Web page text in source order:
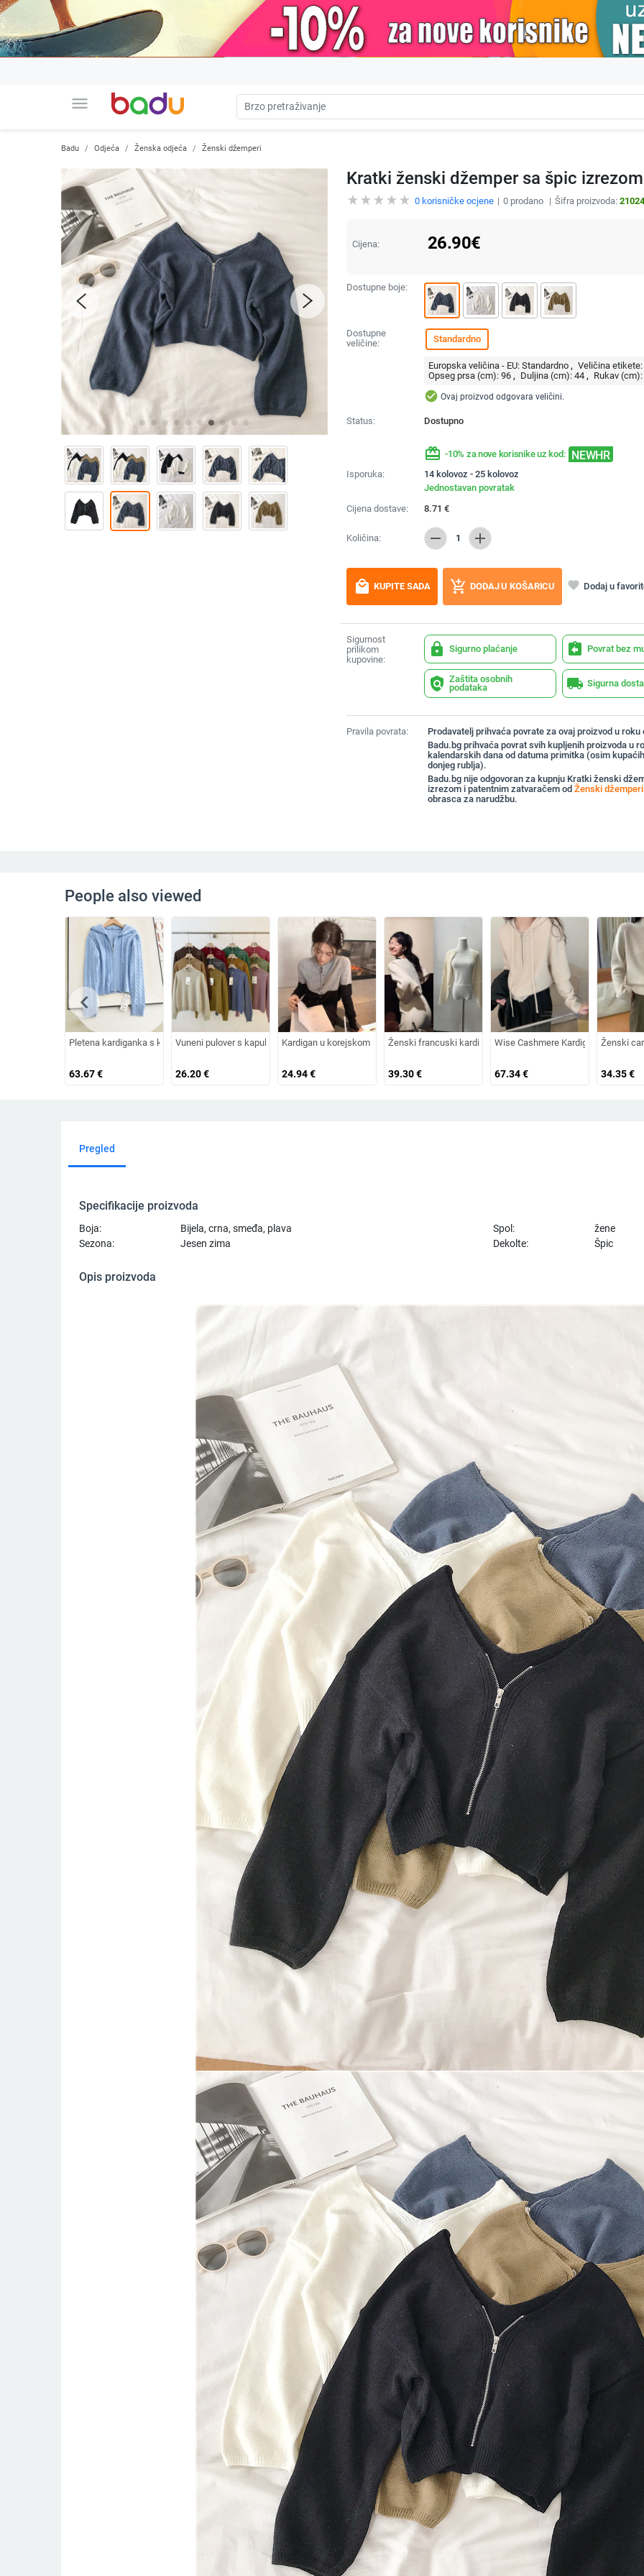
menu
Badu Odjeća Ženska odjeća Ženski džemperi
Kratki ženski džemper sa špic
0korisničke ocjene 0prodano Šifra proizvoda:
Cijena: 26.90€
Dostupne boje:
Dostupne
veličine:
Standardno
Europska veličina - EU: Standardno Veličina etikete:
Opseg prsa (cm): 96 Duljina (cm): 44 Rukav (cm):
check_circle Ovaj proizvod odgovara veličini.
Status: Dostupno
redeem -10% za nove korisnike uz kod: NEWHR
Isporuka:
14 kolovoz - 25 kolovoz
Jednostavan povratak
Cijena dostave:
8.71 €
Količina: remove 1 add
local_mall KUPITE SADA add_shopping_cart DODAJ U KOŠARICU favorite Dodaj u
Sigurnost
prilikom
kupovine:
lock Sigurno plaćanje assignment_return Povrat bez
policy Zaštita osobnih
podataka
local_shipping Sigurna
Pravila povrata:
Prodavatelj prihvaća povrate za ovaj proizvod u roku
Badu.bg prihvaća povrat svih kupljenih proizvoda u
kalendarskih dana od datuma primitka (osim
donjeg rublja).
Badu.bg nije odgovoran za kupnju Kratki ženski
izrezom i patentnim zatvaračem od Ženski džemperi
obrasca za narudžbu.
People also viewed
Pletena kardiganka s kapuljom, dvostruki zatvarač, dugi rukavi, polo ovratnik
63.67€
Vuneni pulover s kapuljom od vune, polu-visoki ovratnik, slobodan kroj, dugi rukavi, 95% vuna
26.20€
Kardigan u korejskom stilu, okrugli izrez, dugi rukavi, udoban kroj, pleteni džemper za žene
24.94€
Ženski francuski kardigan inspiriran Zhao Lusi, bez ovratnika,
39.30€
Wise Cashmere Kardigan s
67.34€
Ženski
34.35€
chevron_left
Pregled
Specifikacije proizvoda
Boja: Bijela, crna, smeđa, plava Spol:
žene
Sezona:
Jesen zima Dekolte: Špic
Opis proizvoda